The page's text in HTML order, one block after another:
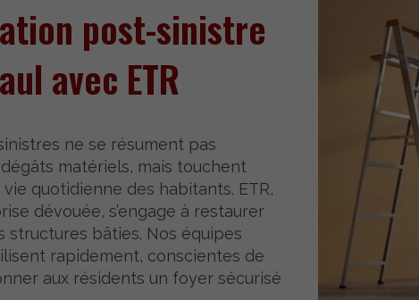
post-sinistre
avec ETR
ne se résument pas
matériels, mais touchent
quotidienne des habitants. ETR,
dévouée, s’engage à restaurer
structures bâties. Nos équipes
rapidement, conscientes de
aux résidents un foyer sécurisé